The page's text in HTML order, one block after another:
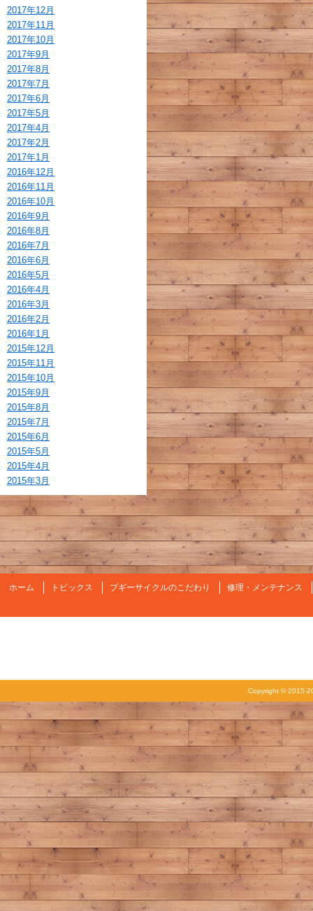
2017年12月
2017年11月
2017年10月
2017年9月
2017年8月
2017年7月
2017年6月
2017年5月
2017年4月
2017年2月
2017年1月
2016年12月
2016年11月
2016年10月
2016年9月
2016年8月
2016年7月
2016年6月
2016年5月
2016年4月
2016年3月
2016年2月
2016年1月
2015年12月
2015年11月
2015年10月
2015年9月
2015年8月
2015年7月
2015年6月
2015年5月
2015年4月
2015年3月
ホーム トピックス ブギーサイクルのこだわり 修理・メンテナンス
Copyright © 2015-